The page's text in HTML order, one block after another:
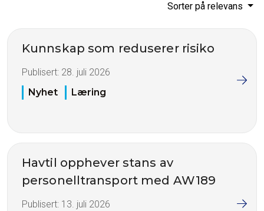
Sorter på relevans
Kunnskap som reduserer risiko
Publisert: 28. juli 2026
Nyhet
Læring
Havtil opphever stans av
personelltransport med AW189
Publisert: 13. juli 2026